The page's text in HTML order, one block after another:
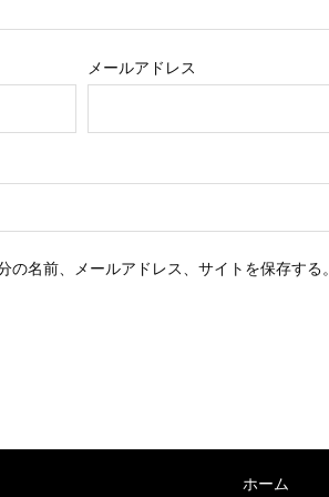
メールアドレス
名前、メールアドレス、サイトを保存する。
ホーム